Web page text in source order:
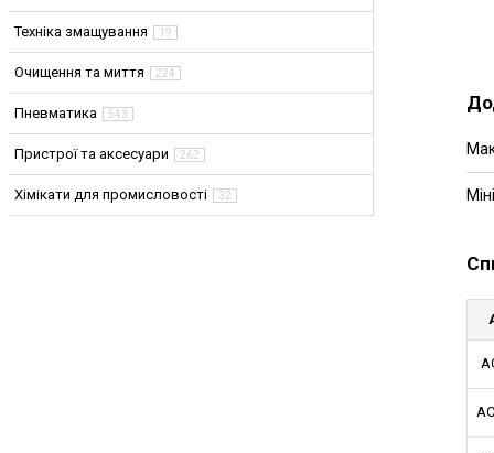
Техніка змащування 19
Очищення та миття 224
Пневматика 543
Пристрої та аксесуари 262
Хімікати для промисловості 32